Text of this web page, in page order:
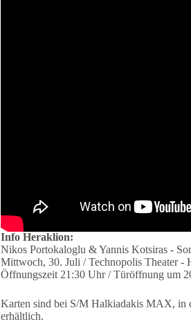
Info Heraklion:
Nikos Portokaloglu & Yannis Kotsiras -
Mittwoch, 30. Juli / Technopolis Theater -
Öffnungszeit 21:30 Uhr / Türöffnung um
Karten sind bei S/M Halkiadakis MAX, in
erhältlich.